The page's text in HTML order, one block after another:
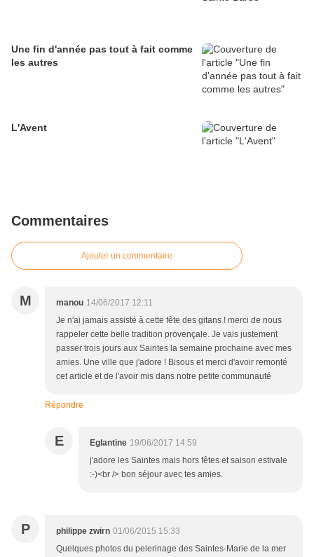
Une fin d'année pas tout à fait comme
les autres
L'Avent
Commentaires
Ajouter un commentaire
M manou 14/06/2017 12:11
Je n'ai jamais assisté à cette fête des gitans ! merci de nous
rappeler cette belle tradition provençale. Je vais justement
passer trois jours aux Saintes la semaine prochaine avec mes
amies. Une ville que j'adore ! Bisous et merci d'avoir remonté
cet article et de l'avoir mis dans notre petite communauté
Répondre
E Eglantine 19/06/2017 14:59
j'adore les Saintes mais hors fêtes et saison estivale
:-)<br /> bon séjour avec tes amies.
P philippe zwirn 01/06/2015 15:33
Quelques photos du pelerinage des Saintes-Marie de la mer